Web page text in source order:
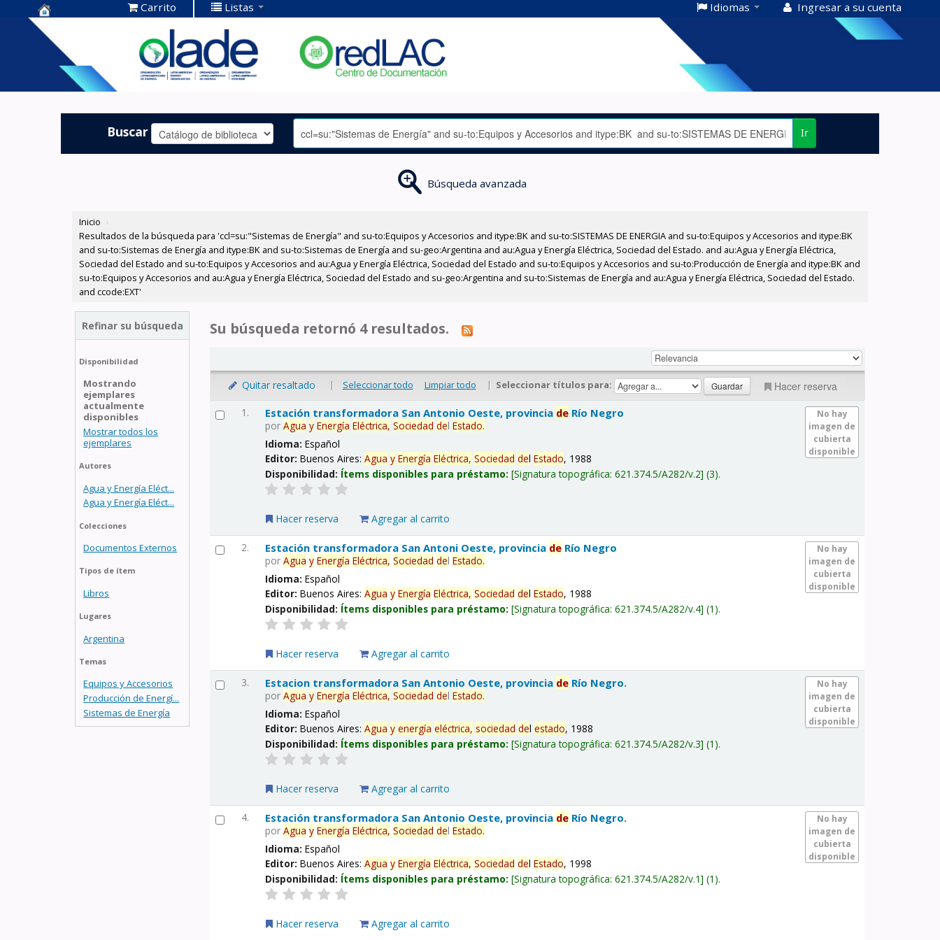
Centro de
Documentación
OLADE -
Carrito Listas Idiomas Ingresar a su cuenta
Buscar Ir
Búsqueda avanzada
Inicio ›
Resultados de la búsqueda para 'ccl=su:"Sistemas de Energía" and su-to:Equipos y Accesorios and itype:BK and su-to:SISTEMAS DE ENERGIA and su-to:Equipos y Accesorios and itype:BK
and su-to:Sistemas de Energía and itype:BK and su-to:Sistemas de Energía and su-geo:Argentina and au:Agua y Energía Eléctrica, Sociedad del Estado. and au:Agua y Energía Eléctrica,
Sociedad del Estado and su-to:Equipos y Accesorios and au:Agua y Energía Eléctrica, Sociedad del Estado and su-to:Equipos y Accesorios and su-to:Producción de Energía and itype:BK and
su-to:Equipos y Accesorios and au:Agua y Energía Eléctrica, Sociedad del Estado and su-geo:Argentina and su-to:Sistemas de Energía and au:Agua y Energía Eléctrica, Sociedad del Estado.
and ccode:EXT'
Refinar su búsqueda
Disponibilidad
Mostrando
ejemplares
actualmente
disponibles
Mostrar todos los
ejemplares
Autores
Agua y Energía Eléct...
Agua y Energía Eléct...
Colecciones
Documentos Externos
Tipos de ítem
Libros
Lugares
Argentina
Temas
Equipos y Accesorios
Producción de Energí...
Sistemas de Energía
Su búsqueda retornó 4 resultados.
Quitar resaltado | Seleccionar todo Limpiar todo | Seleccionar títulos para: Hacer reserva
1.
No hay
imagen de
cubierta
disponible
Estación transformadora San Antonio Oeste, provincia de Río Negro
porAgua y Energía Eléctrica, Sociedad delEstado.
Idioma:Español
Editor:Buenos Aires:Agua y Energía Eléctrica, Sociedad delEstado, 1988
Disponibilidad: Ítems disponibles para préstamo: Signatura topográfica:621.374.5/A282/v.2 (3).
Hacer reserva Agregar al carrito
2.
No hay
imagen de
cubierta
disponible
Estación transformadora San Antoni Oeste, provincia de Río Negro
porAgua y Energía Eléctrica, Sociedad delEstado.
Idioma:Español
Editor:Buenos Aires:Agua y Energía Eléctrica, Sociedad delEstado, 1988
Disponibilidad: Ítems disponibles para préstamo: Signatura topográfica:621.374.5/A282/v.4 (1).
Hacer reserva Agregar al carrito
3.
No hay
imagen de
cubierta
disponible
Estacion transformadora San Antonio Oeste, provincia de Río Negro.
porAgua y Energía Eléctrica, Sociedad delEstado.
Idioma:Español
Editor:Buenos Aires:Agua y energía eléctrica, sociedad delestado, 1988
Disponibilidad: Ítems disponibles para préstamo: Signatura topográfica:621.374.5/A282/v.3 (1).
Hacer reserva Agregar al carrito
4.
No hay
imagen de
cubierta
disponible
Estación transformadora San Antonio Oeste, provincia de Río Negro.
porAgua y Energía Eléctrica, Sociedad delEstado.
Idioma:Español
Editor:Buenos Aires:Agua y Energía Eléctrica, Sociedad delEstado, 1998
Disponibilidad: Ítems disponibles para préstamo: Signatura topográfica:621.374.5/A282/v.1 (1).
Hacer reserva Agregar al carrito